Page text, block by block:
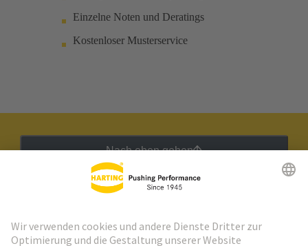
Einzelne Noten und Deratings
Kostenloser Musterservice
Nach oben gehen